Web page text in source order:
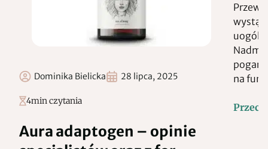
Dominika Bielicka 28 lipca, 2025
4min czytania
Aura adaptogen – opinie
na